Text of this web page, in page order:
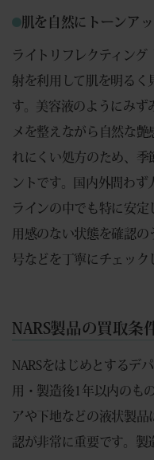
肌を自然にトーンア
ライトリフレクティング
射を利用して肌を明るく
す。美容液のようにみず
メを整えながら自然な
れにくい処方のため、季
ントです。国内外問わず
ラインの中でも特に安
用感のない状態を確認
号などを丁寧にチェック
NARS製品の買取条
NARSをはじめとするデ
用・製造後1年以内のも
アや下地などの液状製
認が非常に重要です。